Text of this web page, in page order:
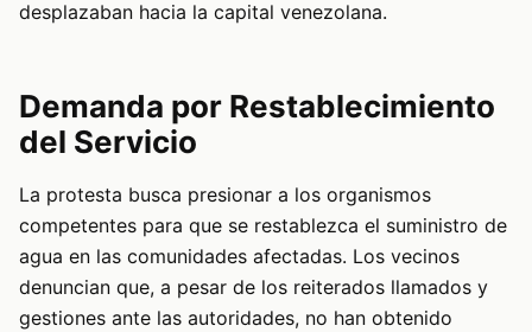
desplazaban hacia la capital venezolana.
Demanda por Restablecimiento
del Servicio
La protesta busca presionar a los organismos
competentes para que se restablezca el suministro de
agua en las comunidades afectadas. Los vecinos
denuncian que, a pesar de los reiterados llamados y
gestiones ante las autoridades, no han obtenido